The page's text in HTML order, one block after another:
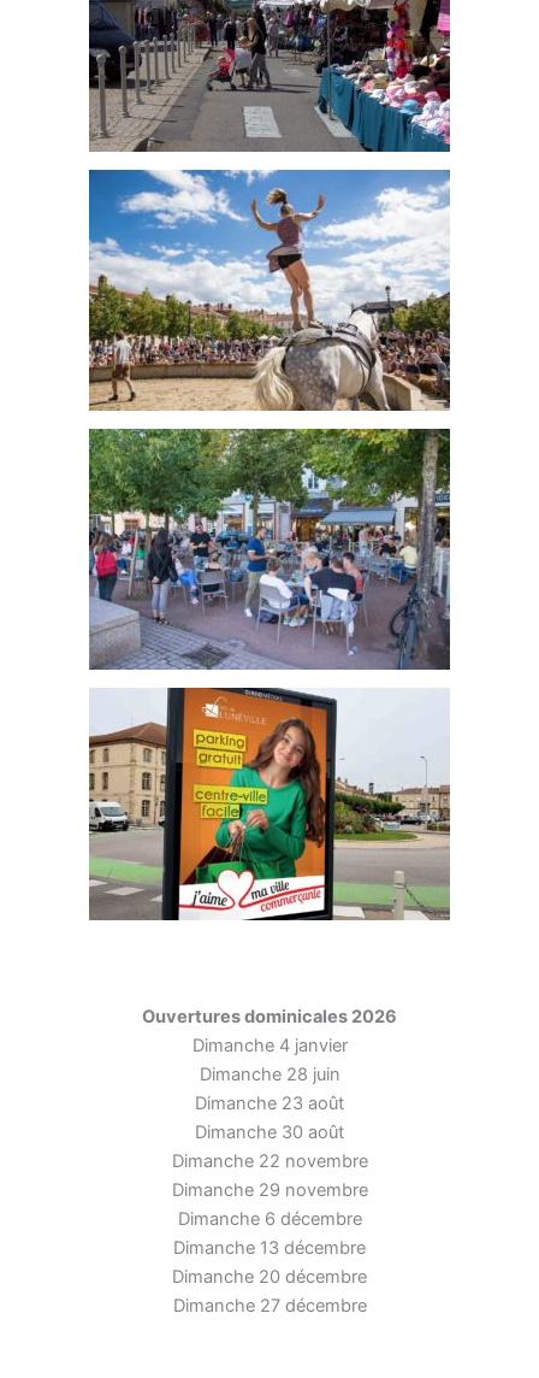
Ouvertures dominicales 2026
Dimanche 4 janvier
Dimanche 28 juin
Dimanche 23 août
Dimanche 30 août
Dimanche 22 novembre
Dimanche 29 novembre
Dimanche 6 décembre
Dimanche 13 décembre
Dimanche 20 décembre
Dimanche 27 décembre